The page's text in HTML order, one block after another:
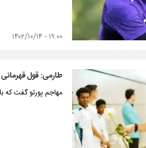
۱۹:۰۰ - ۱۴۰۲/۱۰/۱۴
طارمی: قول
مهاجم پورتو گفت که